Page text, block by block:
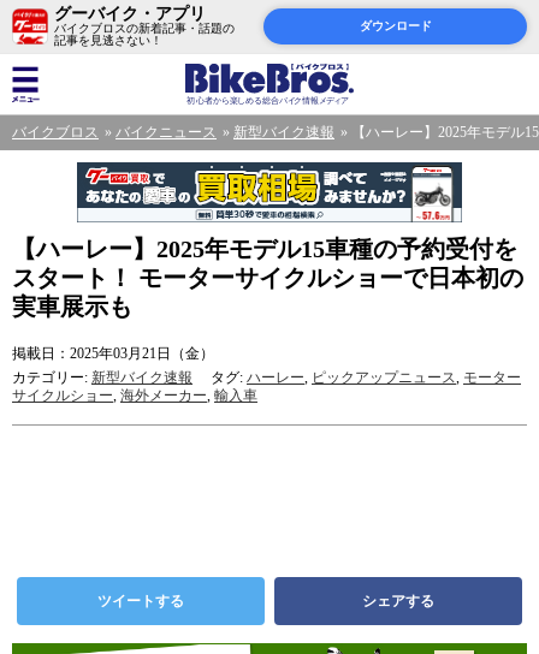
グーバイク・アプリ
バイクブロスの新着記事・話題の
記事を見逃さない！
ダウンロード
バイクブロス バイクニュース 新型バイク速報 【ハーレー】2025年モデ
【ハーレー】2025年モデル15車種の予約受付を
スタート！ モーターサイクルショーで日本初の
実車展示も
掲載日：2025年03月21日（金）
カテゴリー: 新型バイク速報 タグ: ハーレー, ピックアップニュース, モーター
サイクルショー, 海外メーカー, 輸入車
ツイートする シェアする